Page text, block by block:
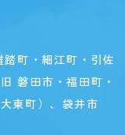
町・細江町・引佐
磐田市・福田町・
東町）、袋井市